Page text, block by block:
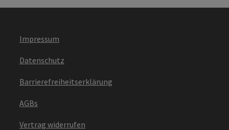
Impressum
Datenschutz
Barrierefreiheitserklärung
AGBs
Vertrag widerrufen